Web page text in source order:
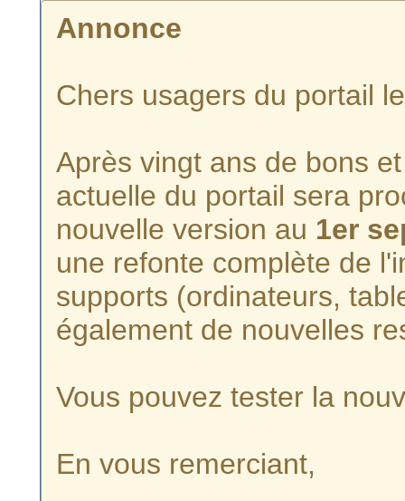
Annonce
Chers usagers du portail
Après vingt ans de bons
actuelle du portail sera
nouvelle version au 1er
une refonte complète de
supports (ordinateurs,
également de nouvelles
Vous pouvez tester la
En vous remerciant,